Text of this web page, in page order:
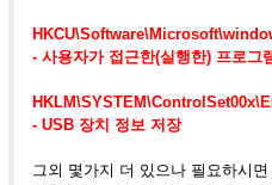
- 사용자가 접근한(실행한) 프로그
- USB 장치 정보 저장
그외 몇가지 더 있으나 필요하시